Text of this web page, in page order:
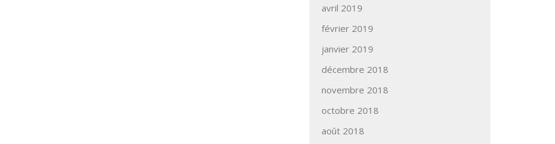
avril 2019
février 2019
janvier 2019
décembre 2018
novembre 2018
octobre 2018
août 2018